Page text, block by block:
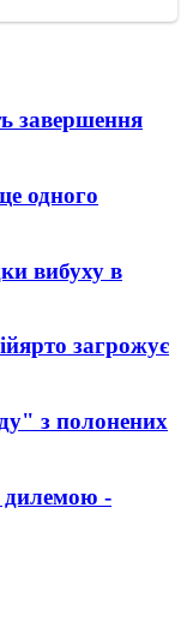
завершення
одного
вибуху в
загрожує
з полонених
дилемою -